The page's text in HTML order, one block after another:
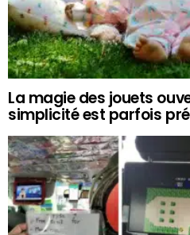
La magie des jouets
simplicité est parfois